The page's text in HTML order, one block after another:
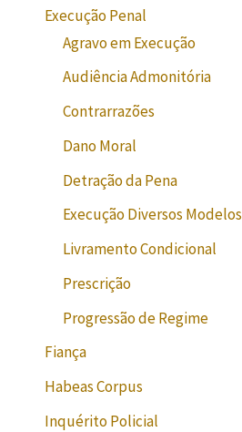
Execução Penal
Agravo em Execução
Audiência Admonitória
Contrarrazões
Dano Moral
Detração da Pena
Execução Diversos Modelos
Livramento Condicional
Prescrição
Progressão de Regime
Fiança
Habeas Corpus
Inquérito Policial